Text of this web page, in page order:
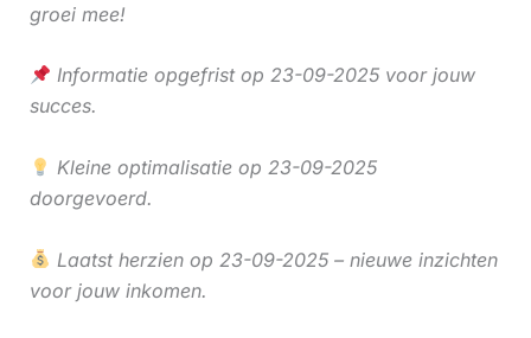
groei mee!
Informatie opgefrist op 23-09-2025 voor jouw
succes.
Kleine optimalisatie op 23-09-2025
doorgevoerd.
Laatst herzien op 23-09-2025 – nieuwe inzichten
voor jouw inkomen.